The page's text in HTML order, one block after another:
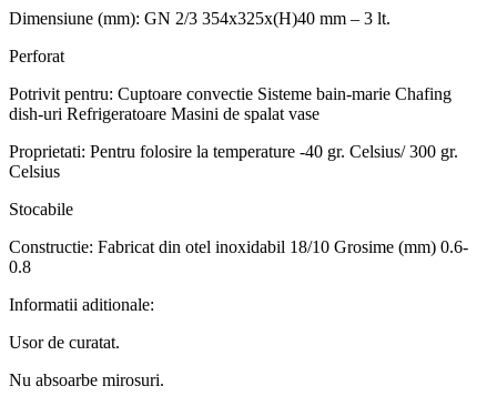
Dimensiune (mm): GN 2/3 354x325x(H)40 mm – 3 lt.
Perforat
Potrivit pentru: Cuptoare convectie Sisteme bain-marie Chafing
dish-uri Refrigeratoare Masini de spalat vase
Proprietati: Pentru folosire la temperature -40 gr. Celsius/ 300 gr.
Celsius
Stocabile
Constructie: Fabricat din otel inoxidabil 18/10 Grosime (mm) 0.6-
0.8
Informatii aditionale:
Usor de curatat.
Nu absoarbe mirosuri.